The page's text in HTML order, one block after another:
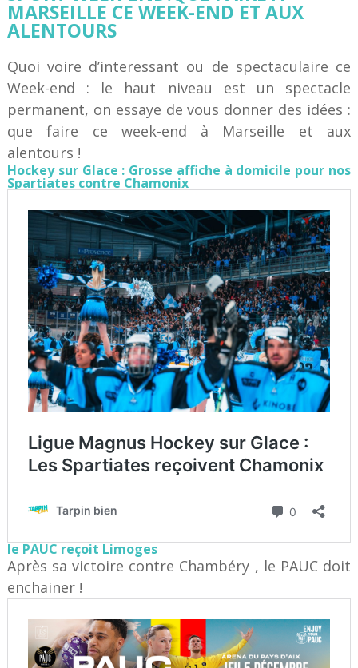
MARSEILLE CE WEEK-END ET AUX
ALENTOURS
Quoi voire d’interessant ou de spectaculaire ce
Week-end : le haut niveau est un spectacle
permanent, on essaye de vous donner des idées :
que faire ce week-end à Marseille et aux
alentours !
Hockey sur Glace : Grosse affiche à domicile pour nos
Spartiates contre Chamonix
le PAUC reçoit Limoges
Après sa victoire contre Chambéry , le PAUC doit
enchainer !